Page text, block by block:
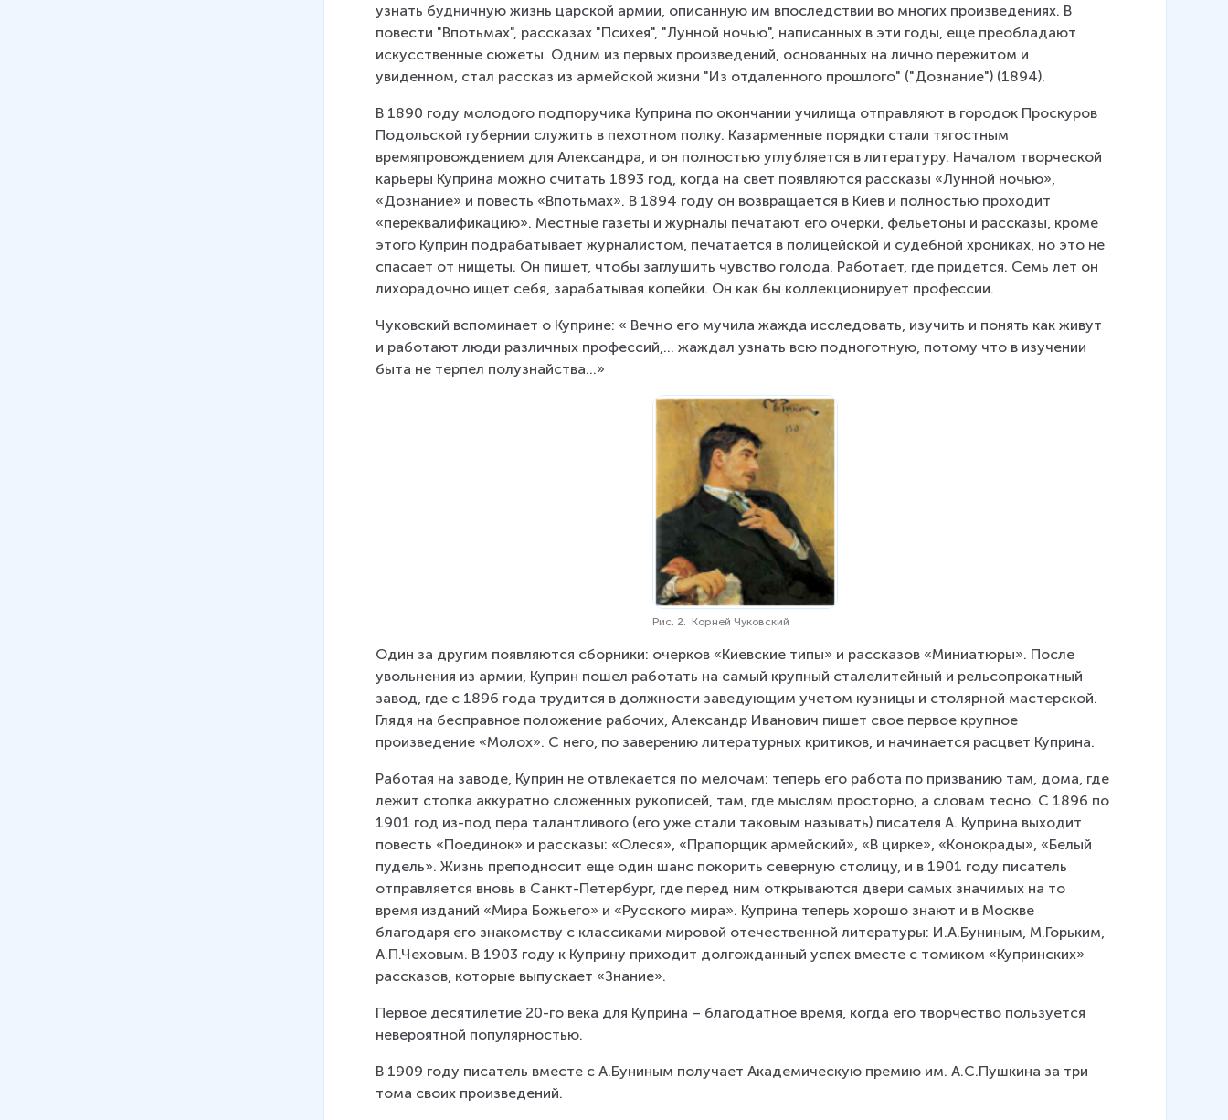
узнать будничную жизнь царской армии, описанную им впоследствии во многих произведениях. В
повести "Впотьмах", рассказах "Психея", "Лунной ночью", написанных в эти годы, еще преобладают
искусственные сюжеты. Одним из первых произведений, основанных на лично пережитом и
увиденном, стал рассказ из армейской жизни "Из отдаленного прошлого" ("Дознание") (1894).
В 1890 году молодого подпоручика Куприна по окончании училища отправляют в городок Проскуров
Подольской губернии служить в пехотном полку. Казарменные порядки стали тягостным
времяпровождением для Александра, и он полностью углубляется в литературу. Началом творческой
карьеры Куприна можно считать 1893 год, когда на свет появляются рассказы «Лунной ночью»,
«Дознание» и повесть «Впотьмах». В 1894 году он возвращается в Киев и полностью проходит
«переквалификацию». Местные газеты и журналы печатают его очерки, фельетоны и рассказы, кроме
этого Куприн подрабатывает журналистом, печатается в полицейской и судебной хрониках, но это не
спасает от нищеты. Он пишет, чтобы заглушить чувство голода. Работает, где придется. Семь лет он
лихорадочно ищет себя, зарабатывая копейки. Он как бы коллекционирует профессии.
Чуковский вспоминает о Куприне: « Вечно его мучила жажда исследовать, изучить и понять как живут
и работают люди различных профессий,… жаждал узнать всю подноготную, потому что в изучении
быта не терпел полузнайства…»
Рис. 2. Корней Чуковский
Один за другим появляются сборники: очерков «Киевские типы» и рассказов «Миниатюры». После
увольнения из армии, Куприн пошел работать на самый крупный сталелитейный и рельсопрокатный
завод, где с 1896 года трудится в должности заведующим учетом кузницы и столярной мастерской.
Глядя на бесправное положение рабочих, Александр Иванович пишет свое первое крупное
произведение «Молох». С него, по заверению литературных критиков, и начинается расцвет Куприна.
Работая на заводе, Куприн не отвлекается по мелочам: теперь его работа по призванию там, дома, где
лежит стопка аккуратно сложенных рукописей, там, где мыслям просторно, а словам тесно. С 1896 по
1901 год из-под пера талантливого (его уже стали таковым называть) писателя А. Куприна выходит
повесть «Поединок» и рассказы: «Олеся», «Прапорщик армейский», «В цирке», «Конокрады», «Белый
пудель». Жизнь преподносит еще один шанс покорить северную столицу, и в 1901 году писатель
отправляется вновь в Санкт-Петербург, где перед ним открываются двери самых значимых на то
время изданий «Мира Божьего» и «Русского мира». Куприна теперь хорошо знают и в Москве
благодаря его знакомству с классиками мировой отечественной литературы: И.А.Буниным, М.Горьким,
А.П.Чеховым. В 1903 году к Куприну приходит долгожданный успех вместе с томиком «Купринских»
рассказов, которые выпускает «Знание».
Первое десятилетие 20-го века для Куприна – благодатное время, когда его творчество пользуется
невероятной популярностью.
В 1909 году писатель вместе с А.Буниным получает Академическую премию им. А.С.Пушкина за три
тома своих произведений.